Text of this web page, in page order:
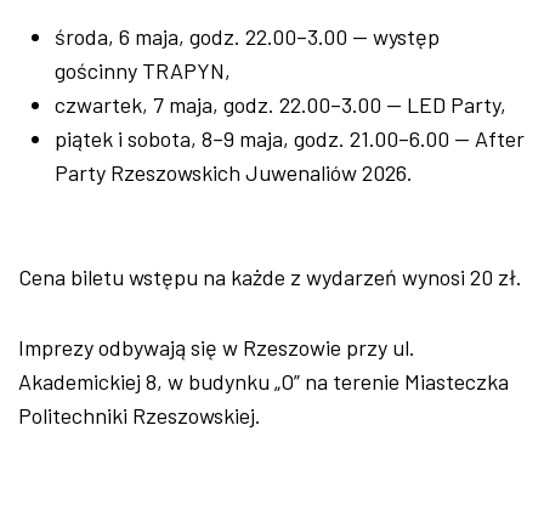
środa, 6 maja, godz. 22.00–3.00 — występ
gościnny TRAPYN,
czwartek, 7 maja, godz. 22.00–3.00 — LED Party,
piątek i sobota, 8–9 maja, godz. 21.00–6.00 — After
Party Rzeszowskich Juwenaliów 2026.
Cena biletu wstępu na każde z wydarzeń wynosi 20 zł.
Imprezy odbywają się w Rzeszowie przy ul.
Akademickiej 8, w budynku „O” na terenie Miasteczka
Politechniki Rzeszowskiej.